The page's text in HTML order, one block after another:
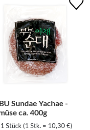
Sundae Yachae -
ca. 400g
1 Stück (1 Stk. = 10,30 €)